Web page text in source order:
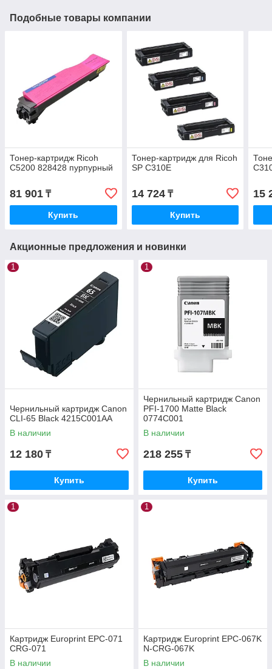
Подобные товары компании
Тонер-картридж Ricoh
C5200 828428 пурпурный
81 901 ₸
Купить
Тонер-картридж для Ricoh
SP C310E
14 724₸
Купить
15
Акционные предложения и новинки
1
Чернильный картридж Canon
CLI-65 Black 4215C001AA
В наличии
12 180 ₸
Купить
1
Чернильный картридж Canon
PFI-1700 Matte Black
0774C001
В наличии
218 255 ₸
Купить
1
Картридж Europrint EPC-071
CRG-071
В наличии
1
Картридж Europrint EPC-067K
N-CRG-067K
В наличии